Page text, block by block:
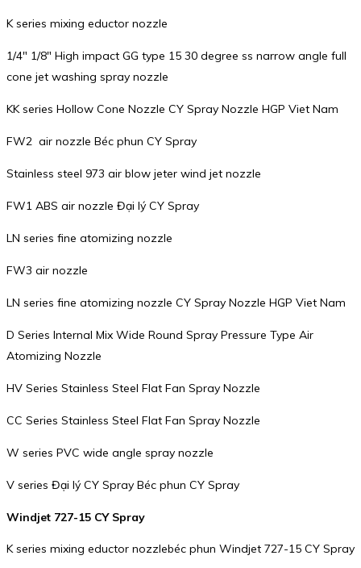
K series mixing eductor nozzle
1/4″ 1/8″ High impact GG type 15 30 degree ss narrow angle full
cone jet washing spray nozzle
KK series Hollow Cone Nozzle CY Spray Nozzle HGP Viet Nam
FW2 air nozzle Béc phun CY Spray
Stainless steel 973 air blow jeter wind jet nozzle
FW1 ABS air nozzle Đại lý CY Spray
LN series fine atomizing nozzle
FW3 air nozzle
LN series fine atomizing nozzle CY Spray Nozzle HGP Viet Nam
D Series Internal Mix Wide Round Spray Pressure Type Air
Atomizing Nozzle
HV Series Stainless Steel Flat Fan Spray Nozzle
CC Series Stainless Steel Flat Fan Spray Nozzle
W series PVC wide angle spray nozzle
V series Đại lý CY Spray Béc phun CY Spray
Windjet 727-15 CY Spray
K series mixing eductor nozzlebéc phun Windjet 727-15 CY Spray